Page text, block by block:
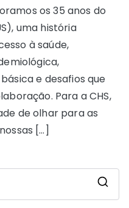
os 35 anos do
uma história
à saúde,
e desafios que
Para a CHS,
de olhar para as
[…]